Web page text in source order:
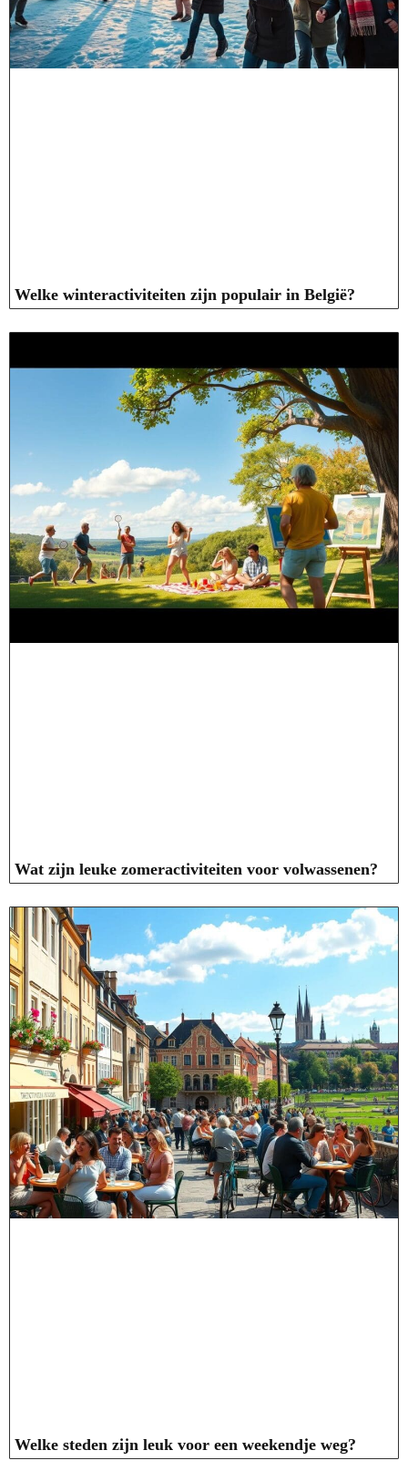
Welke winteractiviteiten zijn populair in België?
Wat zijn leuke zomeractiviteiten voor volwassenen?
Welke steden zijn leuk voor een weekendje weg?